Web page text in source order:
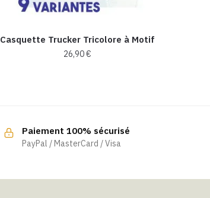
Casquette Trucker Tricolore à Motif
26,90€
variations.
Les
peuvent
Paiement 100% sécurisé
PayPal / MasterCard / Visa